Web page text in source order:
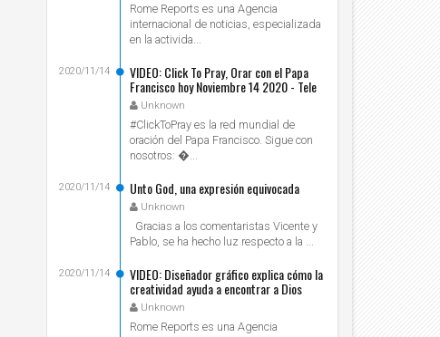
Rome Reports es una Agencia
internacional de noticias, especializada
en la activida...
VIDEO: Click To Pray, Orar con el Papa
Francisco hoy Noviembre 14 2020 - Tele
VIDUnknown
2020/11/14
#ClickToPray es la red mundial de
oración del Papa Francisco. Sigue con
nosotros: ...
Unto God, una expresión equivocada
Unknown
2020/11/14
Gracias a los comentaristas Vicente y
Pablo, se ha hecho luz respecto a la ...
VIDEO: Diseñador gráfico explica cómo la
creatividad ayuda a encontrar a Dios
Unknown
2020/11/14
Rome Reports es una Agencia